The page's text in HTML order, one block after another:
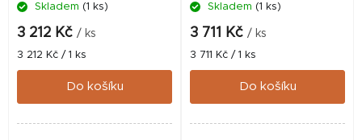
Skladem (1 ks)
3 212 Kč / ks
Měrná
cena:
3 212 Kč / 1 ks
Do košíku
Skladem (1 ks)
3 711 Kč / ks
Měrná
cena:
3 711 Kč / 1 ks
Do košíku